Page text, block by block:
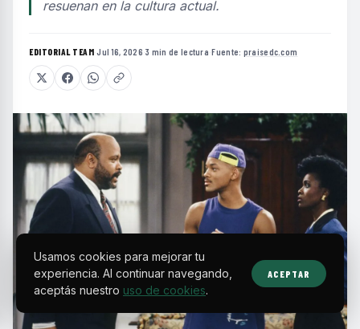
resuenan en la cultura actual.
EDITORIAL TEAM·Jul 16, 2026·3 min de lectura·Fuente: praisedc.com
Usamos cookies para mejorar tu
experiencia. Al continuar navegando,
aceptás nuestro uso de cookies.
ACEPTAR